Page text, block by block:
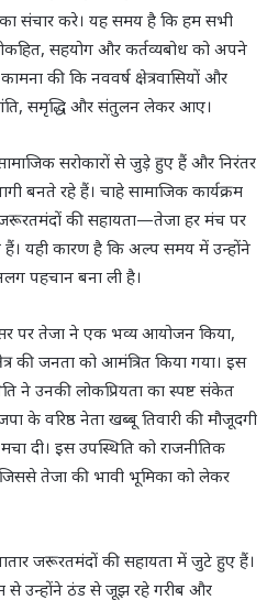
संचार करे। यह समय है कि हम सभी
सहयोग और कर्तव्यबोध को अपने
की कि नववर्ष क्षेत्रवासियों और
समृद्धि और संतुलन लेकर आए।
सरोकारों से जुड़े हुए हैं और निरंतर
बनते रहे हैं। चाहे सामाजिक कार्यक्रम
जरूरतमंदों की सहायता—तेजा हर मंच पर
हैं। यही कारण है कि अल्प समय में उन्होंने
पहचान बना ली है।
पर तेजा ने एक भव्य आयोजन किया,
की जनता को आमंत्रित किया गया। इस
ने उनकी लोकप्रियता का स्पष्ट संकेत
के वरिष्ठ नेता खब्बू तिवारी की मौजूदगी
दी। इस उपस्थिति को राजनीतिक
तेजा की भावी भूमिका को लेकर
जरूरतमंदों की सहायता में जुटे हुए हैं।
से उन्होंने ठंड से जूझ रहे गरीब और